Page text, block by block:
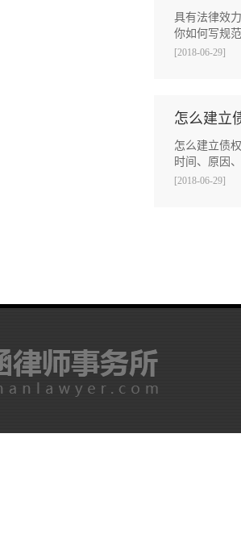
具有法律效
你如何写规
[2018-06-29]
怎么建立
怎么建立债
时间、原因
[2018-06-29]